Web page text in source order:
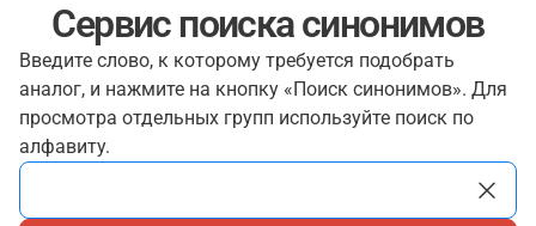
Сервис поиска синонимов
Введите слово, к которому требуется подобрать
аналог, и нажмите на кнопку «Поиск синонимов». Для
просмотра отдельных групп используйте поиск по
алфавиту.